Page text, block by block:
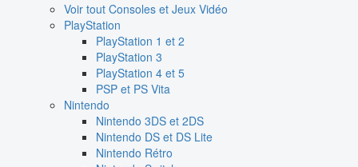
Voir tout Consoles et Jeux Vidéo
PlayStation
PlayStation 1 et 2
PlayStation 3
PlayStation 4 et 5
PSP et PS Vita
Nintendo
Nintendo 3DS et 2DS
Nintendo DS et DS Lite
Nintendo Rétro